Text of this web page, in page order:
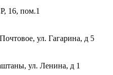
16, пом.1
ул. Гагарина, д 5
ул. Ленина, д 1